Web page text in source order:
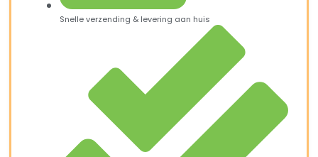
Snelle verzending & levering aan huis